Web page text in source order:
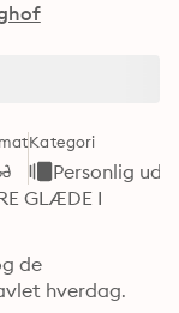
Kategori
Personlig
GLÆDE I
de
hverdag.